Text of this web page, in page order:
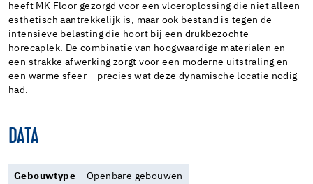
heeft MK Floor gezorgd voor een vloeroplossing die niet alleen
esthetisch aantrekkelijk is, maar ook bestand is tegen de
intensieve belasting die hoort bij een drukbezochte
horecaplek. De combinatie van hoogwaardige materialen en
een strakke afwerking zorgt voor een moderne uitstraling en
een warme sfeer – precies wat deze dynamische locatie nodig
had.
DATA
Gebouwtype
Openbare gebouwen